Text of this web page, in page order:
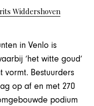
Widdershoven
in Venlo is
‘het witte goud’
vormt. Bestuurders
op af en met 270
podium